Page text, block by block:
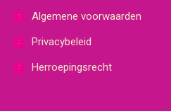
Algemene voorwaarden
Privacybeleid
Herroepingsrecht